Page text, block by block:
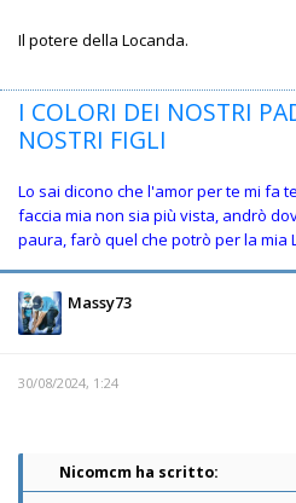
Il potere della Locanda.
I COLORI DEI NOSTRI
NOSTRI FIGLI
Lo sai dicono che l'amor per te mi fa
faccia mia non sia più vista, andrò
paura, farò quel che potrò per la mia
Massy73
30/08/2024, 1:24
Nicomcm ha scritto: